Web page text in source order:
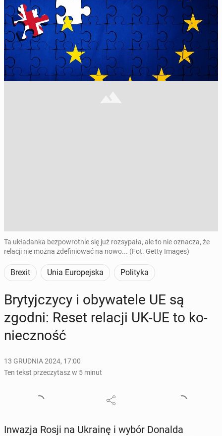
Ta układanka bezpowrotnie się już rozsypała, ale to nie oznacza, że
relacji nie można zdefiniować na nowo... (Fot. Getty Images)
Brexit Unia Europejska Polityka
Bry­tyj­czy­cy i oby­wa­te­le UE są
zgodni: Reset relacji UK-UE to ko­
niecz­ność
13 GRUDNIA 2024, 17:00
Ten tekst przeczytasz w 5 minut
Inwazja Rosji na Ukrainę i wybór Donalda